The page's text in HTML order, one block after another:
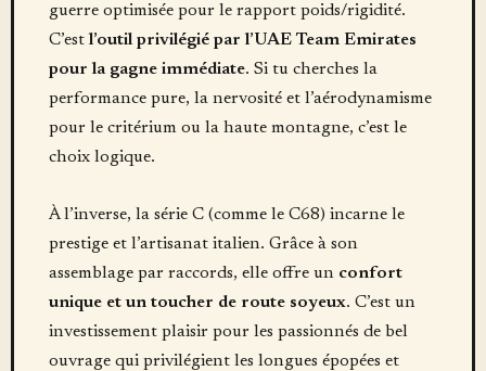
guerre optimisée pour le rapport poids/rigidité.
C’est l’outil privilégié par l’UAE Team Emirates
pour la gagne immédiate. Si tu cherches la
performance pure, la nervosité et l’aérodynamisme
pour le critérium ou la haute montagne, c’est le
choix logique.
À l’inverse, la série C (comme le C68) incarne le
prestige et l’artisanat italien. Grâce à son
assemblage par raccords, elle offre un confort
unique et un toucher de route soyeux. C’est un
investissement plaisir pour les passionnés de bel
ouvrage qui privilégient les longues épopées et